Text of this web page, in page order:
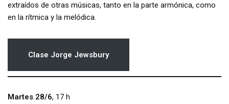
extraídos de otras músicas, tanto en la parte armónica, como
en la rítmica y la melódica.
Clase Jorge Jewsbury
Martes 28/6, 17 h